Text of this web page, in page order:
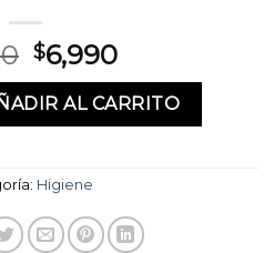
El
precio
original
era:
$9,990.
$6,990El
precio
actual
es:
$6,990.
X 500mts cantidad
AL CARRITO
Higiene